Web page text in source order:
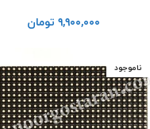
۹,۹۰۰,۰۰۰ تومان
ناموجود